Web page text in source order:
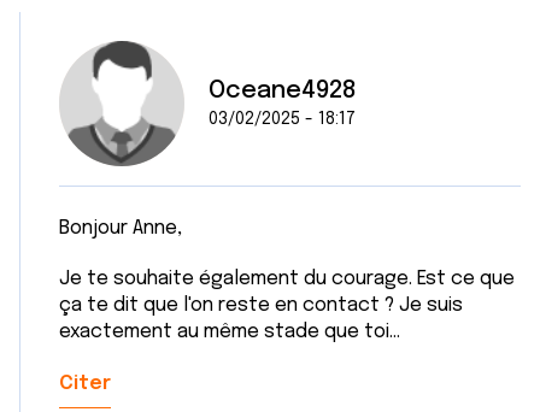
Oceane4928
03/02/2025 - 18:17
Bonjour Anne,
Je te souhaite également du courage. Est ce que
ça te dit que l'on reste en contact ? Je suis
exactement au même stade que toi...
Citer